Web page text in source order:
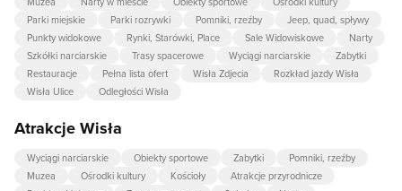
Parki miejskie
Parki rozrywki Pomniki, rzeźby
Jeep, quad, spływy
Punkty widokowe
Rynki, Starówki, Place Sale Widowiskowe
Narty
Szkółki narciarskie
Trasy spacerowe Wyciągi narciarskie
Zabytki
Restauracje
Pełna lista ofert Wisła Zdjecia
Rozkład jazdy Wisła
Wisła Ulice
Odległości Wisła
Atrakcje Wisła
Wyciągi narciarskie Obiekty sportowe Zabytki
Pomniki, rzeźby
Muzea
Ośrodki kultury Kościoły
Atrakcje przyrodnicze